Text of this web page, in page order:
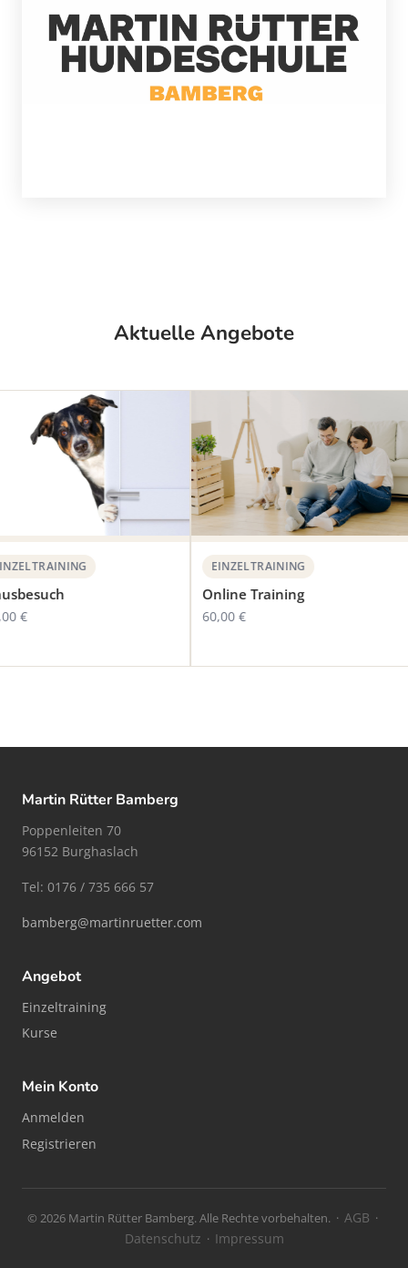
Aktuelle Angebote
€
EINZELTRAINING
Online Training
60,00 €
Martin Rütter Bamberg
Poppenleiten 70
96152 Burghaslach
Tel: 0176 / 735 666 57
bamberg@martinruetter.com
Angebot
Einzeltraining
Kurse
Mein Konto
Anmelden
Registrieren
© 2026 Martin Rütter Bamberg. Alle Rechte vorbehalten. · AGB ·
Datenschutz · Impressum